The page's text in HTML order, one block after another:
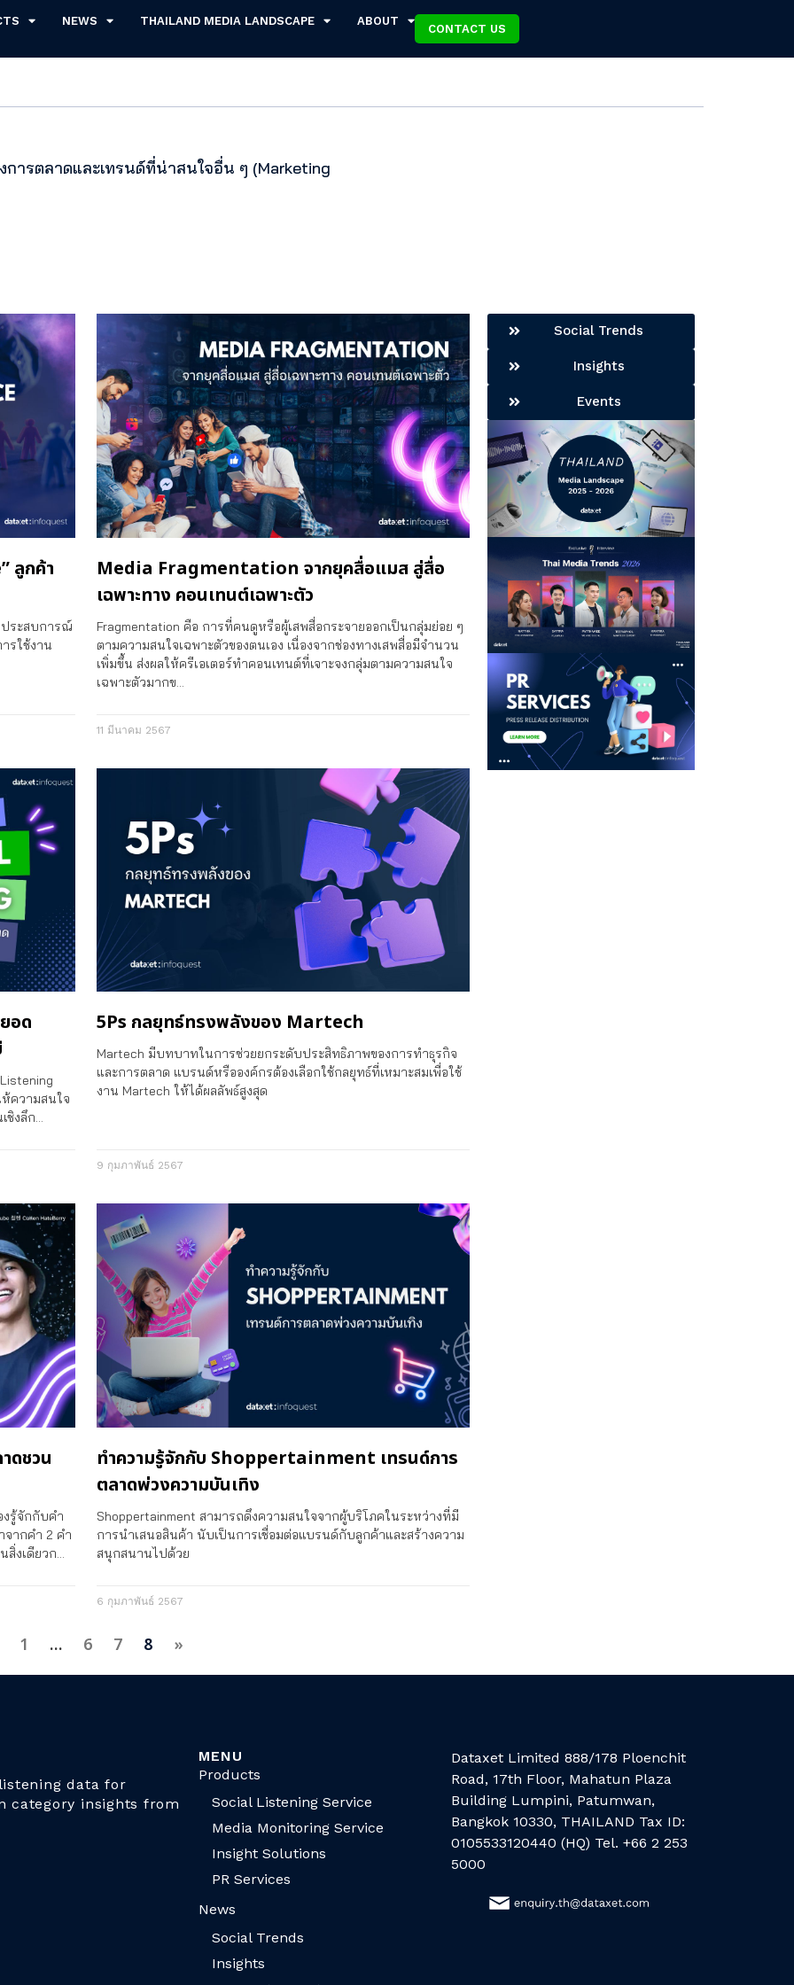
NEWS THAILAND MEDIA LANDSCAPE ABOUT
CONTACT US
ารตลาดและเทรนด์ที่น่าสนใจอื่น ๆ (Marketing
ลูกค้า
ประสบการณ์
รใช้งาน
Media Fragmentation จากยุคสื่อแมส สู่สื่อ
เฉพาะทาง คอนเทนต์เฉพาะตัว
Fragmentation คือ การที่คนดูหรือผู้เสพสื่อกระจายออกเป็นกลุ่มย่อย ๆ
ตามความสนใจเฉพาะตัวของตนเอง เนื่องจากช่องทางเสพสื่อมีจำนวน
เพิ่มขึ้น ส่งผลให้ครีเอเตอร์ทำคอนเทนต์ที่เจาะจงกลุ่มตามความสนใจ
เฉพาะตัวมากข…
11 มีนาคม 2567
อด
ความสนใจ
ชิงลึก…
5Ps กลยุทธ์ทรงพลังของ Martech
Martech มีบทบาทในการช่วยยกระดับประสิทธิภาพของการทำธุรกิจ
และการตลาด แบรนด์หรือองค์กรต้องเลือกใช้กลยุทธ์ที่เหมาะสมเพื่อใช้
งาน Martech ให้ได้ผลลัพธ์สูงสุด
9 กุมภาพันธ์ 2567
ดชวน
งรู้จักกับคำ
จากคำ 2 คำ
สิ่งเดียวก…
ทำความรู้จักกับ Shoppertainment เทรนด์การ
ตลาดพ่วงความบันเทิง
Shoppertainment สามารถดึงความสนใจจากผู้บริโภคในระหว่างที่มี
การนำเสนอสินค้า นับเป็นการเชื่อมต่อแบรนด์กับลูกค้าและสร้างความ
สนุกสนานไปด้วย
6 กุมภาพันธ์ 2567
1 … 6 7 8 »
Social Trends
Insights
Events
data for
category insights from
MENU
Products
Social Listening Service
Media Monitoring Service
Insight Solutions
PR Services
News
Social Trends
Insights
Dataxet Limited 888/178 Ploenchit
Road, 17th Floor, Mahatun Plaza
Building Lumpini, Patumwan,
Bangkok 10330, THAILAND Tax ID:
0105533120440 (HQ) Tel. +66 2 253
5000